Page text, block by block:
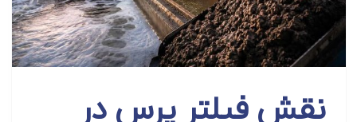
نقش فیلتر پرس در